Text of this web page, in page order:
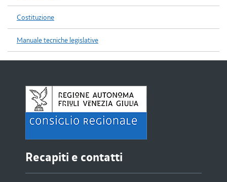
Costituzione
Manuale tecniche legislative
Recapiti e contatti